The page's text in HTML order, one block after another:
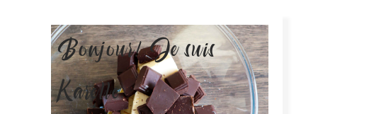
Bonjour! Je suis
Karelle.